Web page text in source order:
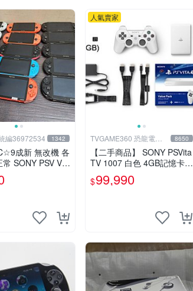
編36972534 1342
成新 無改機 各
SONY PSV VIT
型 二手
3千5~4千也可
人氣賣家
TVGAME360 恐龍電玩- 8650
【二手商品】 SONY PSVita
TV 1007 白色 4GB記憶卡 P
S3手把(白) 書盒完整 【台
中恐龍電玩】
$99,990